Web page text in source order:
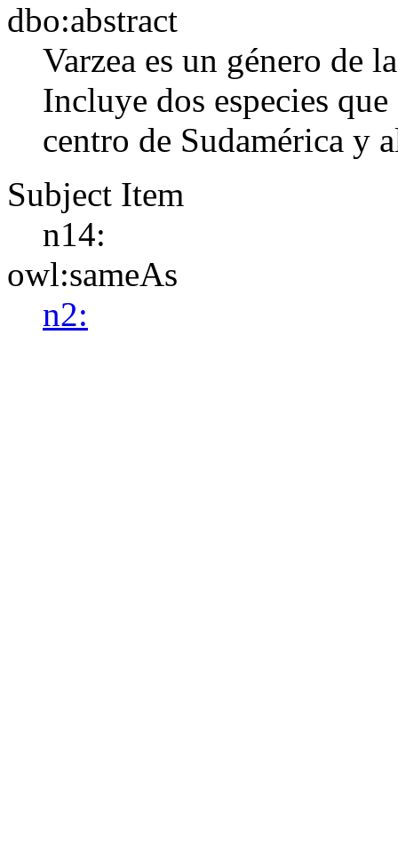
dbo:abstract
Varzea es un género de
Incluye dos especies
centro de Sudamérica y
Subject Item
n14:
owl:sameAs
n2: